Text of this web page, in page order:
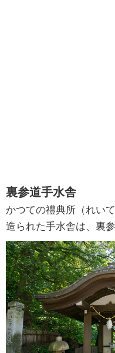
裏参道手水舎
かつての禮典所（れい
造られた手水舎は、裏